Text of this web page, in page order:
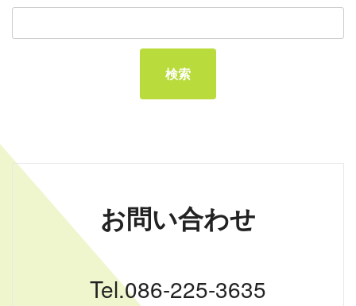
お問い合わせ
Tel.086-225-3635